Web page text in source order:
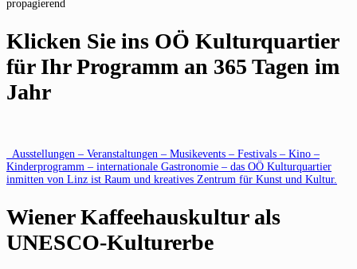
propagierend
Klicken Sie ins OÖ Kulturquartier
für Ihr Programm an 365 Tagen im
Jahr
Ausstellungen – Veranstaltungen – Musikevents – Festivals – Kino –
Kinderprogramm – internationale Gastronomie – das OÖ Kulturquartier
inmitten von Linz ist Raum und kreatives Zentrum für Kunst und Kultur.
Wiener Kaffeehauskultur als
UNESCO-Kulturerbe